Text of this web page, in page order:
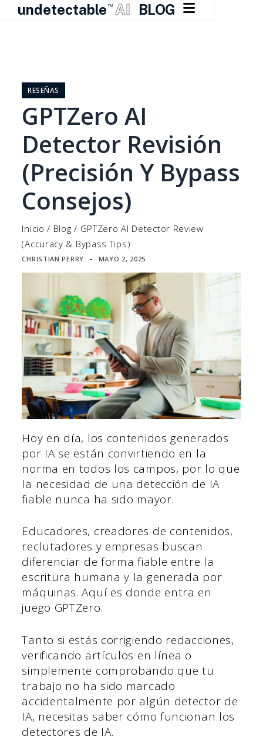
undetectable TM AI BLOG 
contenido
RESEÑAS
GPTZero AI
Detector Revisión
(Precisión Y Bypass
Consejos)
Inicio / Blog / GPTZero AI Detector Review
(Accuracy & Bypass Tips)
CHRISTIAN PERRY ▪ MAYO 2, 2025
Hoy en día, los contenidos generados
por IA se están convirtiendo en la
norma en todos los campos, por lo que
la necesidad de una detección de IA
fiable nunca ha sido mayor.
Educadores, creadores de contenidos,
reclutadores y empresas buscan
diferenciar de forma fiable entre la
escritura humana y la generada por
máquinas. Aquí es donde entra en
juego GPTZero.
Tanto si estás corrigiendo redacciones,
verificando artículos en línea o
simplemente comprobando que tu
trabajo no ha sido marcado
accidentalmente por algún detector de
IA, necesitas saber cómo funcionan los
detectores de IA.